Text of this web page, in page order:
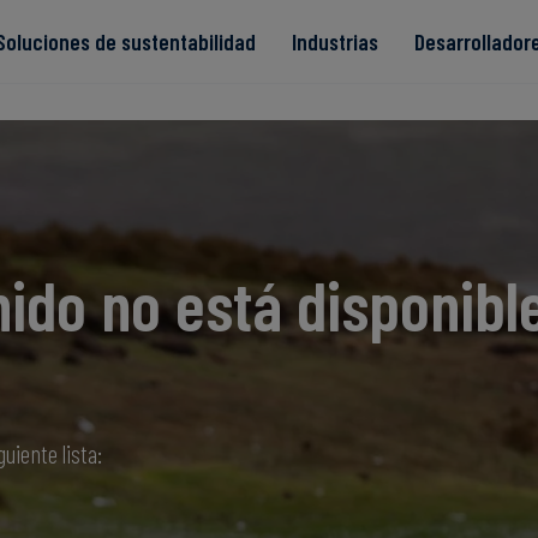
de sustentabilidad Industrias
Read more
Read more
Read more
Read more
Read more
no está
lista: